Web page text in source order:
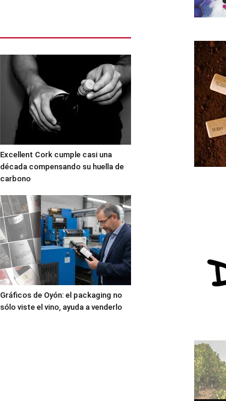
Excellent Cork cumple casi una
década compensando su huella de
carbono
Gráficos de Oyón: el packaging no
sólo viste el vino, ayuda a venderlo